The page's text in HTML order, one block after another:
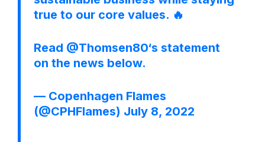
true to our core values. 🔥
Read @Thomsen80‘s statement
on the news below.
— Copenhagen Flames
(@CPHFlames) July 8, 2022